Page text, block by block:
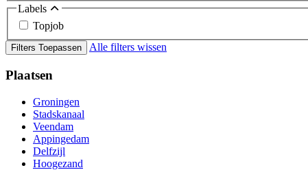
Labels
Topjob
Filters Toepassen Alle filters wissen
Plaatsen
Groningen
Stadskanaal
Veendam
Appingedam
Delfzijl
Hoogezand